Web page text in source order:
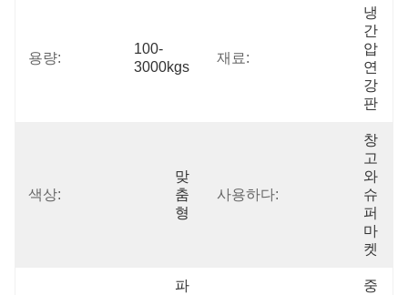
용량:
100-
3000kgs
재료:
냉
간
압
연
강
판
색상:
맞
춤
형
사용하다:
창
고
와
슈
퍼
마
켓
파
중